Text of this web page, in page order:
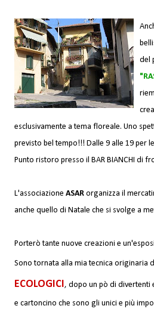
del
esclusivamente a tema floreale. Uno
previsto bel tempo!!! Dalle 9 alle 19 per
Punto ristoro presso il BAR BIANCHI di
L'associazione ASAR organizza il
anche quello di Natale che si svolge a
Porterò tante nuove creazioni e
Sono tornata alla mia tecnica originaria
ECOLOGICI, dopo un pò di divertenti
e cartoncino che sono gli unici e più